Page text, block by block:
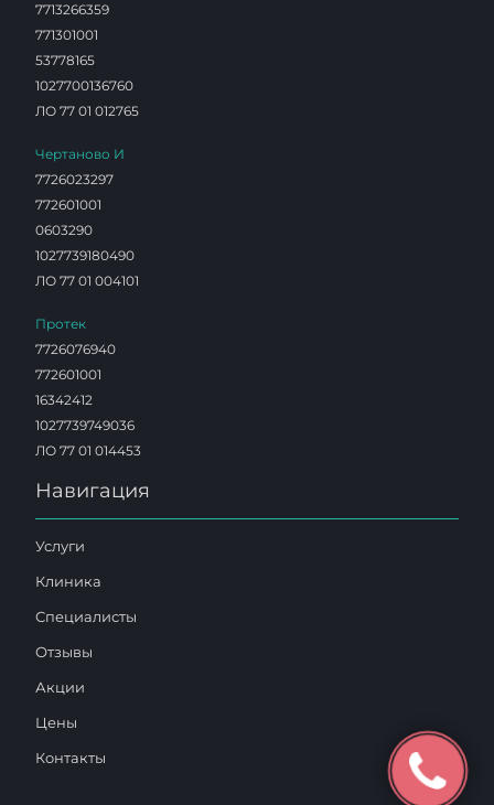
7713266359
771301001
53778165
1027700136760
ЛО 77 01 012765
Чертаново И
7726023297
772601001
0603290
1027739180490
ЛО 77 01 004101
Протек
7726076940
772601001
16342412
1027739749036
ЛО 77 01 014453
Навигация
Услуги
Клиника
Специалисты
Отзывы
Акции
Цены
Контакты